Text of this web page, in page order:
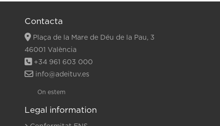
Contacta
Plaça de la Mare de Déu de la Pau, 3
46001 València
+34 961 603 000
info@adeituv.es
On estem
Legal information